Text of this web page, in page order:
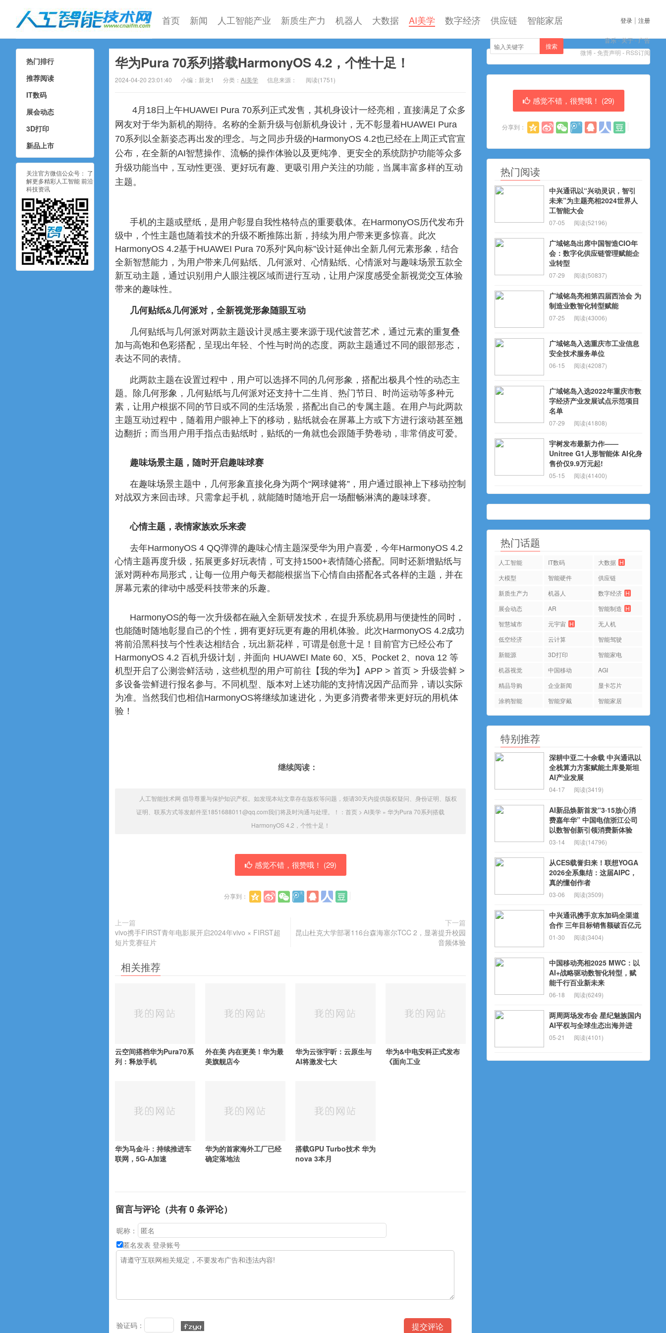
人工智能技术网
首页 新闻 人工智能产业 新质生产力 机器人 大数据 AI美学 数字经济 供应链 智能家居 登录 | 注册
音乐-关于-广告
微博 - 免责声明 - RSS订阅
搜索
华为Pura 70系列搭载HarmonyOS 4.2，个性十足！
2024-04-20 23:01:40 小编：新龙1 分类： AI美学 信息来源： 阅读(1751)
4月18日上午HUAWEI Pura 70系列正式发售，其机身设计一经亮相，直接满足了众多
网友对于华为新机的期待。名称的全新升级与创新机身设计，无不彰显着HUAWEI Pura
70系列以全新姿态再出发的理念。与之同步升级的HarmonyOS 4.2也已经在上周正式官宣
公布，在全新的AI智慧操作、流畅的操作体验以及更纯净、更安全的系统防护功能等众多
升级功能当中，互动性更强、更好玩有趣、更吸引用户关注的功能，当属丰富多样的互动
主题。
手机的主题或壁纸，是用户彰显自我性格特点的重要载体。在HarmonyOS历代发布升
级中，个性主题也随着技术的升级不断推陈出新，持续为用户带来更多惊喜。此次
HarmonyOS 4.2基于HUAWEI Pura 70系列“风向标”设计延伸出全新几何元素形象，结合
全新智慧能力，为用户带来几何贴纸、几何派对、心情贴纸、心情派对与趣味场景五款全
新互动主题，通过识别用户人眼注视区域而进行互动，让用户深度感受全新视觉交互体验
带来的趣味性。
几何贴纸&几何派对，全新视觉形象随眼互动
几何贴纸与几何派对两款主题设计灵感主要来源于现代波普艺术，通过元素的重复叠
加与高饱和色彩搭配，呈现出年轻、个性与时尚的态度。两款主题通过不同的眼部形态，
表达不同的表情。
此两款主题在设置过程中，用户可以选择不同的几何形象，搭配出极具个性的动态主
题。除几何形象，几何贴纸与几何派对还支持十二生肖、热门节日、时尚运动等多种元
素，让用户根据不同的节日或不同的生活场景，搭配出自己的专属主题。在用户与此两款
主题互动过程中，随着用户眼神上下的移动，贴纸就会在屏幕上方或下方进行滚动甚至翘
边翻折；而当用户用手指点击贴纸时，贴纸的一角就也会跟随手势卷动，非常俏皮可爱。
趣味场景主题，随时开启趣味球赛
在趣味场景主题中，几何形象直接化身为两个“网球健将”，用户通过眼神上下移动控制
对战双方来回击球。只需拿起手机，就能随时随地开启一场酣畅淋漓的趣味球赛。
心情主题，表情家族欢乐来袭
去年HarmonyOS 4 QQ弹弹的趣味心情主题深受华为用户喜爱，今年HarmonyOS 4.2
心情主题再度升级，拓展更多好玩表情，可支持1500+表情随心搭配。同时还新增贴纸与
派对两种布局形式，让每一位用户每天都能根据当下心情自由搭配各式各样的主题，并在
屏幕元素的律动中感受科技带来的乐趣。
HarmonyOS的每一次升级都在融入全新研发技术，在提升系统易用与便捷性的同时，
也能随时随地彰显自己的个性，拥有更好玩更有趣的用机体验。此次HarmonyOS 4.2成功
将前沿黑科技与个性表达相结合，玩出新花样，可谓是创意十足！目前官方已经公布了
HarmonyOS 4.2 百机升级计划，并面向 HUAWEI Mate 60、X5、Pocket 2、nova 12 等
机型开启了公测尝鲜活动，这些机型的用户可前往【我的华为】APP > 首页 > 升级尝鲜 >
多设备尝鲜进行报名参与。不同机型、版本对上述功能的支持情况因产品而异，请以实际
为准。当然我们也相信HarmonyOS将继续加速进化，为更多消费者带来更好玩的用机体
验！
继续阅读：
人工智能技术网 倡导尊重与保护知识产权。如发现本站文章存在版权等问题，烦请30天内提供版权疑问、身份证明、版权
证明、联系方式等发邮件至1851688011@qq.com我们将及时沟通与处理。！： 首页 > AI美学 » 华为Pura 70系列搭载
HarmonyOS 4.2，个性十足！
感觉不错，很赞哦！ (29)
分享到：
上一篇
vivo携手FIRST青年电影展开启2024年vivo × FIRST超
短片竞赛征片
下一篇
昆山杜克大学部署116台森海塞尔TCC 2，显著提升校园
音频体验
相关推荐
云空间搭档华为Pura70系
列：释放手机
外在美 内在更美！华为最
美旗舰店今
华为云张宇昕：云原生与
AI将激发七大
华为&中电安科正式发布
《面向工业
华为马金斗：持续推进车
联网，5G-A加速
华为的首家海外工厂已经
确定落地法
搭载GPU Turbo技术 华为
nova 3本月
留言与评论（共有0条评论）
昵称：
匿名发表 登录账号
验证码：
热门排行
推荐阅读
IT数码
展会动态
3D打印
新品上市
关注官方微信公众号： 了
解更多精彩人工智能 前沿
科技资讯
感觉不错，很赞哦！ (29)
分享到：
热门阅读
中兴通讯以“兴动灵识，智引
未来”为主题亮相2024世界人
工智能大会
07-05 阅读(52196)
广域铭岛出席中国智造CIO年
会：数字化供应链管理赋能企
业转型
07-29 阅读(50837)
广域铭岛亮相第四届西洽会 为
制造业数智化转型赋能
07-25 阅读(43006)
广域铭岛入选重庆市工业信息
安全技术服务单位
06-15 阅读(42087)
广域铭岛入选2022年重庆市数
字经济产业发展试点示范项目
名单
07-29 阅读(41808)
宇树发布最新力作——
Unitree G1人形智能体 AI化身
售价仅9.9万元起!
05-15 阅读(41400)
热门话题
人工智能 IT数码 大数据 H
大模型
智能硬件
供应链
新质生产力
机器人 数字经济 H
展会动态
AR 智能制造 H
智慧城市
元宇宙 H
无人机
低空经济
云计算
智能驾驶
新能源
3D打印
智能家电
机器视觉
中国移动
AGI
精品导购
企业新闻
显卡芯片
涂鸦智能
智能穿戴 智能家居
特别推荐
深耕中亚二十余载 中兴通讯以
全栈算力方案赋能土库曼斯坦
AI产业发展
04-17 阅读(3419)
AI新品焕新首发“3·15放心消
费嘉年华” 中国电信浙江公司
以数智创新引领消费新体验
03-14 阅读(14796)
从CES载誉归来！联想YOGA
2026全系集结：这届AIPC，
真的懂创作者
03-06 阅读(3509)
中兴通讯携手京东加码全渠道
合作 三年目标销售额破百亿元
01-30 阅读(3404)
中国移动亮相2025 MWC：以
AI+战略驱动数智化转型，赋
能千行百业新未来
06-18 阅读(6249)
两周两场发布会 星纪魅族国内
AI平权与全球生态出海并进
05-21 阅读(4101)